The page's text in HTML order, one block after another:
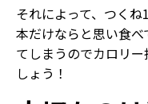
それによって、つく
本だけならと思い食
てしまうのでカロリ
しょう！